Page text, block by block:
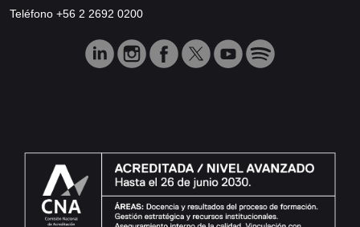
Teléfono +56 2 2692 0200